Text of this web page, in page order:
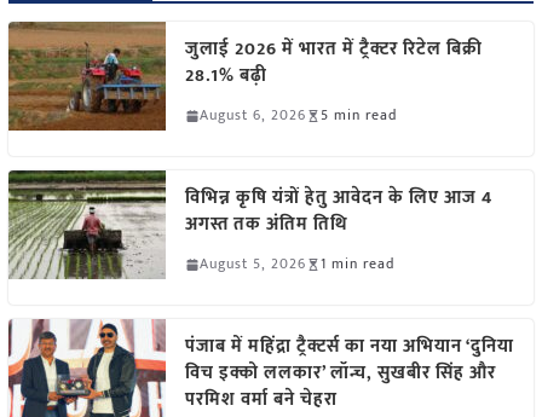
जुलाई 2026 में भारत में ट्रैक्टर रिटेल बिक्री
28.1% बढ़ी
August 6, 2026 5 min read
विभिन्न कृषि यंत्रों हेतु आवेदन के लिए आज 4
अगस्त तक अंतिम तिथि
August 5, 2026 1 min read
पंजाब में महिंद्रा ट्रैक्टर्स का नया अभियान ‘दुनिया
विच इक्को ललकार’ लॉन्च, सुखबीर सिंह और
परमिश वर्मा बने चेहरा